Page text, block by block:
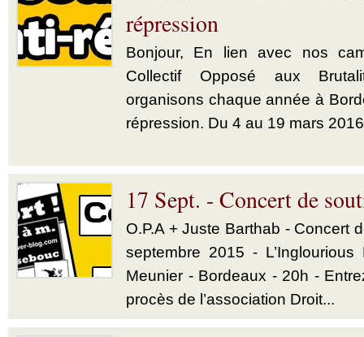
répression
Bonjour, En lien avec nos
Collectif Opposé aux
organisons chaque année à
répression. Du 4 au 19 mars
17 Sept. - Concert de
O.P.A + Juste Barthab - Concert
septembre 2015 -
Meunier - Bordeaux - 20h -
procès de l’association Droit...